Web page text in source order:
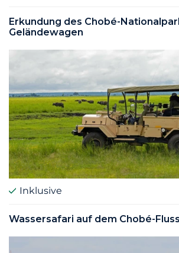
Erkundung des Chobé-
Geländewagen
Inklusive
Wassersafari auf dem Chobé-Fluss